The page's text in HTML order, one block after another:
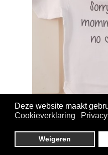
Deze website maakt
Cookieverklaring
Weigeren
Rompertje met tekst